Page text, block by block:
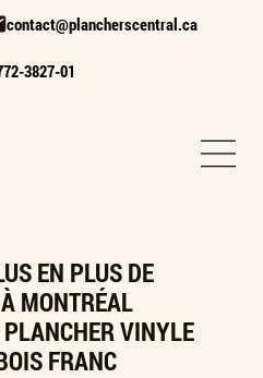
contact@plancherscentral.ca
3827-01
EN PLUS DE
MONTRÉAL
VINYLE
FRANC